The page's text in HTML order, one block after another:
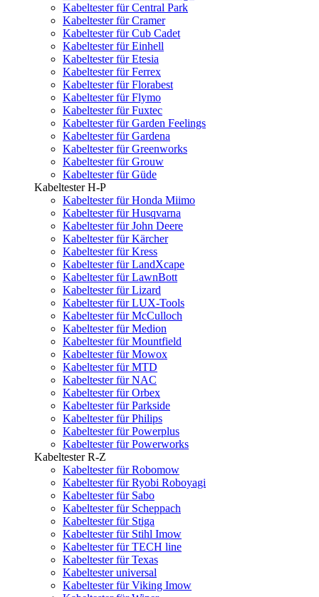
Kabeltester für Central Park
Kabeltester für Cramer
Kabeltester für Cub Cadet
Kabeltester für Einhell
Kabeltester für Etesia
Kabeltester für Ferrex
Kabeltester für Florabest
Kabeltester für Flymo
Kabeltester für Fuxtec
Kabeltester für Garden Feelings
Kabeltester für Gardena
Kabeltester für Greenworks
Kabeltester für Grouw
Kabeltester für Güde
Kabeltester H-P
Kabeltester für Honda Miimo
Kabeltester für Husqvarna
Kabeltester für John Deere
Kabeltester für Kärcher
Kabeltester für Kress
Kabeltester für LandXcape
Kabeltester für LawnBott
Kabeltester für Lizard
Kabeltester für LUX-Tools
Kabeltester für McCulloch
Kabeltester für Medion
Kabeltester für Mountfield
Kabeltester für Mowox
Kabeltester für MTD
Kabeltester für NAC
Kabeltester für Orbex
Kabeltester für Parkside
Kabeltester für Philips
Kabeltester für Powerplus
Kabeltester für Powerworks
Kabeltester R-Z
Kabeltester für Robomow
Kabeltester für Ryobi Roboyagi
Kabeltester für Sabo
Kabeltester für Scheppach
Kabeltester für Stiga
Kabeltester für Stihl Imow
Kabeltester für TECH line
Kabeltester für Texas
Kabeltester universal
Kabeltester für Viking Imow